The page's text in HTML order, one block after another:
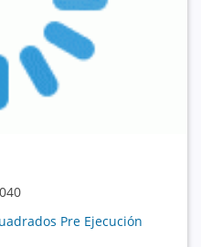
Pre Ejecución